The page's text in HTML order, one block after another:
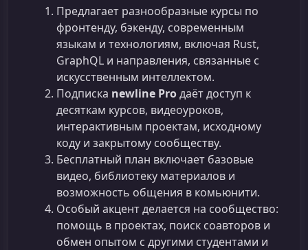
Предлагает разнообразные курсы по
фронтенду, бэкенду, современным
языкам и технологиям, включая Rust,
GraphQL и направления, связанные с
искусственным интеллектом.
Подписка newline Proдаёт доступ к
десяткам курсов, видеоуроков,
интерактивным проектам, исходному
коду и закрытому сообществу.
Бесплатный план включает базовые
видео, библиотеку материалов и
возможность общения в комьюнити.
Особый акцент делается на сообщество:
помощь в проектах, поиск соавторов и
обмен опытом с другими студентами и